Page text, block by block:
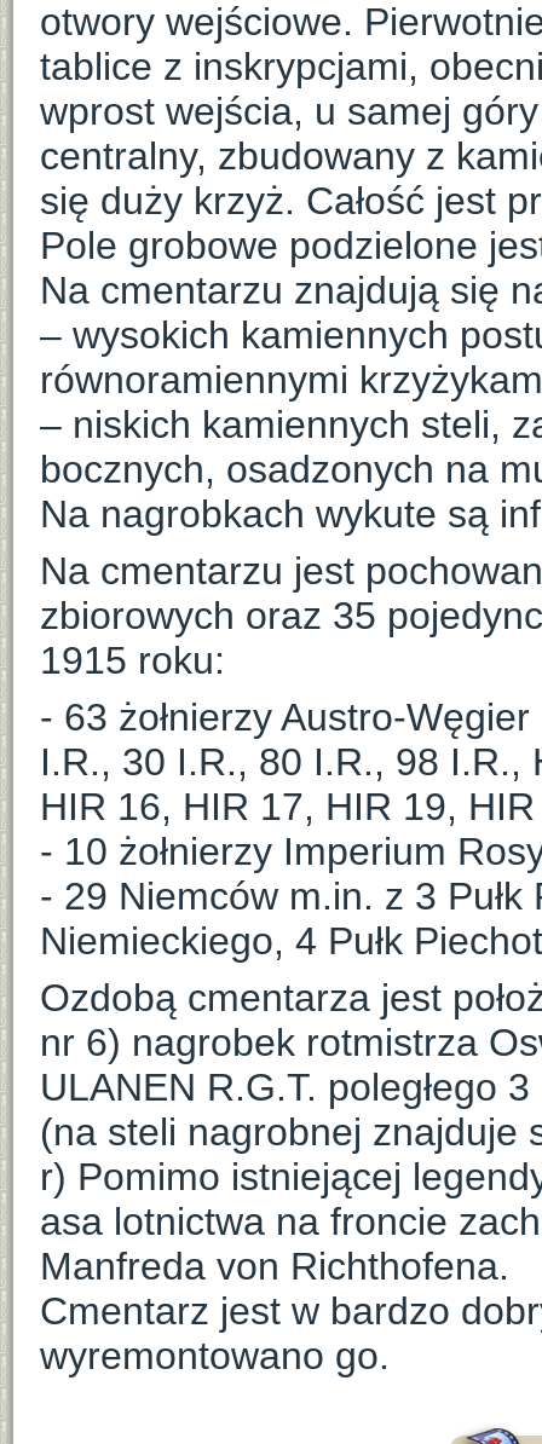
otwory wejściowe.
tablice z inskrypcjami,
wprost wejścia, u samej
centralny, zbudowany z
się duży krzyż. Całość jest
Pole grobowe podzielone
Na cmentarzu znajdują się
– wysokich kamiennych
równoramiennymi
– niskich kamiennych steli,
bocznych, osadzonych na
Na nagrobkach wykute są
Na cmentarzu jest
zbiorowych oraz 35
1915 roku:
- 63 żołnierzy Austro-
I.R., 30 I.R., 80 I.R., 98
HIR 16, HIR 17, HIR 19,
- 10 żołnierzy Imperium
- 29 Niemców m.in. z 3
Niemieckiego, 4 Pułk
Ozdobą cmentarza jest
nr 6) nagrobek rotmistrza
ULANEN R.G.T. poległego
(na steli nagrobnej znajduje
r) Pomimo istniejącej
asa lotnictwa na froncie
Manfreda von Richthofena.
Cmentarz jest w bardzo
wyremontowano go.